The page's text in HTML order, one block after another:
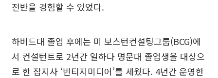
전반을 경험할 수 있었다.
하버드대 졸업 후에는 미 보스턴컨설팅그룹(BCG)에
서 컨설턴트로 2년간 일하다 명문대 졸업생을 대상으
로 한 잡지사 ‘빈티지미디어’를 세웠다. 4년간 운영한